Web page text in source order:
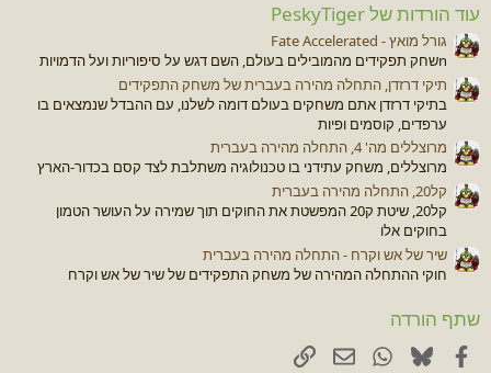
ב
(
י
ם
)
0
.
0
0
עוד הורדות של PeskyTiger
גורל מואץ - Fate Accelerated
nשחק תפקידים מהמובילים בעולם, השם דגש על סיפוריות ועל הדמויות
תיקי דרזדן, התחלה מהירה בעברית של משחק התפקידים
בתיקי דרזדן אתם משחקים בעולם דומה לשלנו, עם ההבדל שנמצאים בו
ערפדים, קוסמים ופיות
מרוצללים מה' 4, התחלה מהירה בעברית
מרוצללים, משחק עתידני בו טכנולוגיה משתלבת לצד קסם בכדור-הארץ
קל20, התחלה מהירה בעברית
קל20, שיטת ק20 המפשטת את החוקים תוך שמירה על העושר הטמון
בחוקים אלו
שיר של אש וקרח - התחלה מהירה בעברית
חוקי ההתחלה המהירה של משחק התפקידים של שיר של אש וקרח
שתף הורדה
Facebook
Bluesky
WhatsApp
דוא"לקישור